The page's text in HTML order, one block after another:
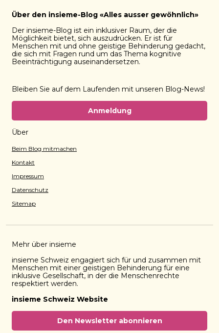
Über den insieme-Blog «Alles ausser gewöhnlich»
Der insieme-Blog ist ein inklusiver Raum, der die
Möglichkeit bietet, sich auszudrücken. Er ist für
Menschen mit und ohne geistige Behinderung gedacht,
die sich mit Fragen rund um das Thema kognitive
Beeinträchtigung auseinandersetzen.
Bleiben Sie auf dem Laufenden mit unseren Blog-News!
Anmeldung
Über
Beim Blog mitmachen
Kontakt
Impressum
Datenschutz
Sitemap
Mehr über insieme
insieme Schweiz engagiert sich für und zusammen mit
Menschen mit einer geistigen Behinderung für eine
inklusive Gesellschaft, in der die Menschenrechte
respektiert werden.
insieme Schweiz Website
Den Newsletter abonnieren